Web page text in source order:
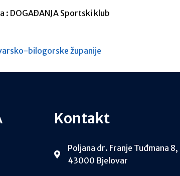
: DOGAĐANJA Sportski klub
bilogorske županije
Kontakt
Poljana dr. Franje Tuđmana 8,
43000 Bjelovar